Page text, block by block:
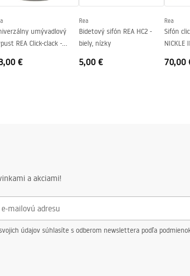
umývadlový
REA Click-clack -
€
Rea
Bidetový sifón REA HC2 -
biely, nízky
5,00 €
Rea
Sifón
NICKLE
70,00
a akciami!
údajov súhlasíte s odberom newslettera podľa